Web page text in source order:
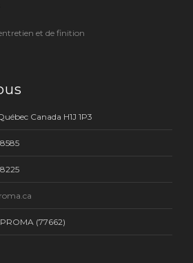
et de finition
Canada H1J 1P3
(77662)